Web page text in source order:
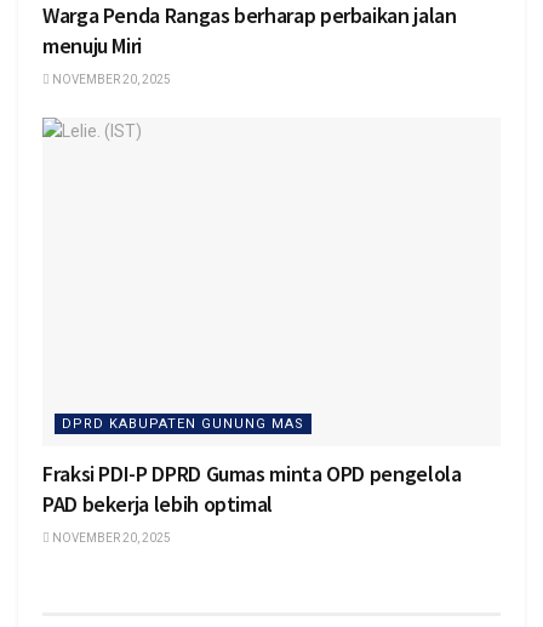
Warga Penda Rangas berharap perbaikan jalan
menuju Miri
NOVEMBER 20, 2025
DPRD KABUPATEN GUNUNG MAS
Fraksi PDI-P DPRD Gumas minta OPD pengelola
PAD bekerja lebih optimal
NOVEMBER 20, 2025